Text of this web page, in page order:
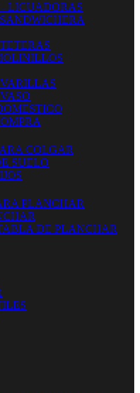
LICUADORAS
COLGAR
SUELO
PLANCHAR
DE PLANCHAR